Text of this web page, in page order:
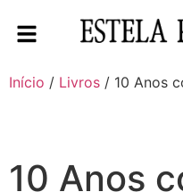
Início / Livros / 10 Anos
10 Anos